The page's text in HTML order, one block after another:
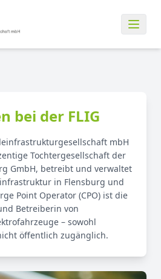
bei der FLIG
mbH
Tochtergesellschaft der
GmbH, betreibt und verwaltet
in Flensburg und
Point Operator (CPO) ist die
Betreiberin von
– sowohl
öffentlich zugänglich.